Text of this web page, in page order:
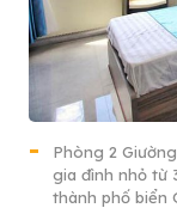
Phòng 2
gia đình nhỏ từ
thành phố biển